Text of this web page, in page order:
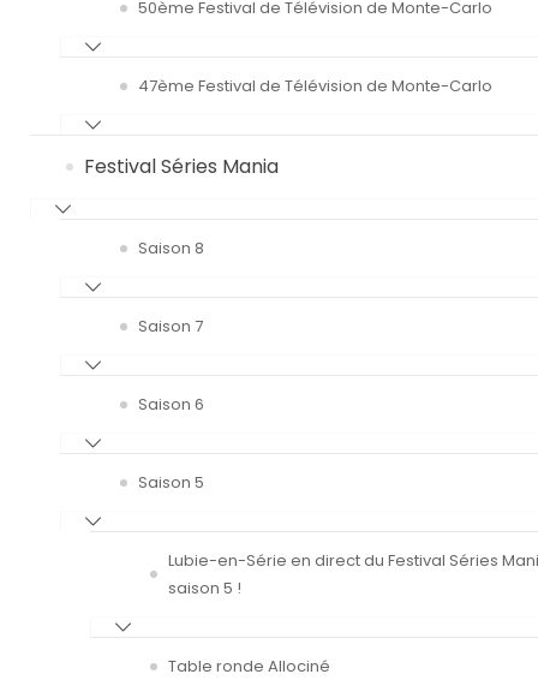
50ème Festival de Télévision de Monte-Carlo
47ème Festival de Télévision de Monte-Carlo
Festival Séries Mania
Saison 8
Saison 7
Saison 6
Saison 5
Lubie-en-Série en direct du Festival Séries
saison 5 !
Table ronde Allociné